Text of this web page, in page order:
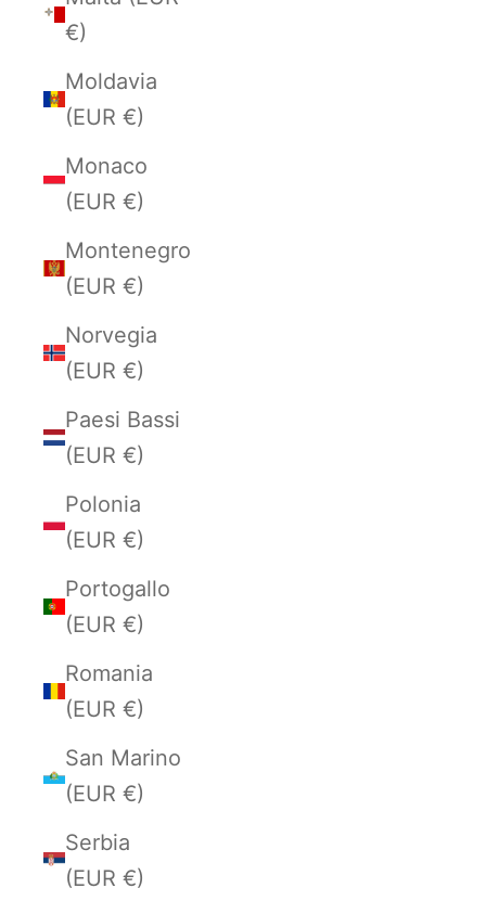
€)
Moldavia
(EUR €)
Monaco
(EUR €)
Montenegro
(EUR €)
Norvegia
(EUR €)
Paesi Bassi
(EUR €)
Polonia
(EUR €)
Portogallo
(EUR €)
Romania
(EUR €)
San Marino
(EUR €)
Serbia
(EUR €)